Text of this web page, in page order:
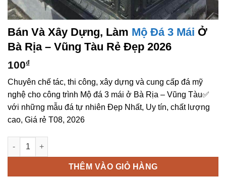
Bán Và Xây Dựng, Làm Mộ Đá 3 Mái Ở
Bà Rịa – Vũng Tàu Rẻ Đẹp 2026
100₫
Chuyên chế tác, thi công, xây dựng và cung cấp đá mỹ
nghệ cho công trình Mộ đá 3 mái ở Bà Rịa – Vũng Tàu✅
với những mẫu đá tự nhiên Đẹp Nhất, Uy tín, chất lượng
cao, Giá rẻ T08, 2026
Bán và xây dựng, làm Mộ đá 3 mái ở Bà Rịa – Vũng Tàu rẻ
THÊM VÀO GIỎ HÀNG